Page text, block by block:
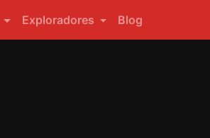
Exploradores Blog